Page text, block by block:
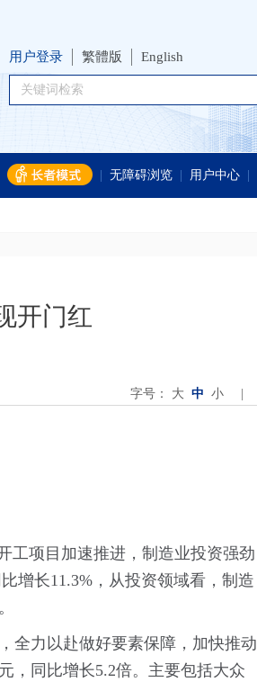
用户登录 繁體版 English
无障碍浏览 用户中心
开门红
字号： 大 中 小
工项目加速推进，制造业投资强劲
增长11.3%，从投资领域看，制造
全力以赴做好要素保障，加快推动
，同比增长5.2倍。主要包括大众